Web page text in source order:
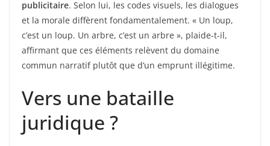
publicitaire. Selon lui, les codes visuels, les dialogues
et la morale diffèrent fondamentalement. « Un loup,
c’est un loup. Un arbre, c’est un arbre », plaide-t-il,
affirmant que ces éléments relèvent du domaine
commun narratif plutôt que d’un emprunt illégitime.
Vers une bataille
juridique ?